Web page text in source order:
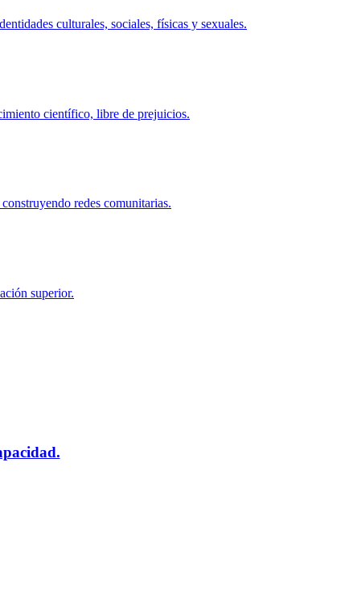
culturales, sociales, físicas y sexuales.
científico, libre de prejuicios.
redes comunitarias.
superior.